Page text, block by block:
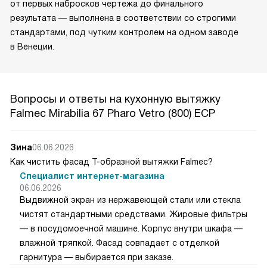
от первых набросков чертежа до финального
результата — выполнена в соответствии со строгими
стандартами, под чутким контролем на одном заводе
в Венеции.
Вопросы и ответы на кухонную вытяжку
Falmec Mirabilia 67 Pharo Vetro (800) ECP
Зина06.06.2026
Как чистить фасад Т-образной вытяжки Falmec?
Специалист интернет-магазина
06.06.2026
Выдвижной экран из нержавеющей стали или стекла
чистят стандартными средствами. Жировые фильтры
— в посудомоечной машине. Корпус внутри шкафа —
влажной тряпкой. Фасад совпадает с отделкой
гарнитура — выбирается при заказе.